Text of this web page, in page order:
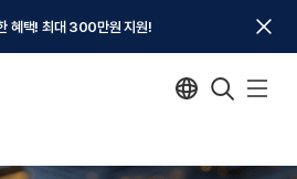
혜택! 최대 300만원 지원!